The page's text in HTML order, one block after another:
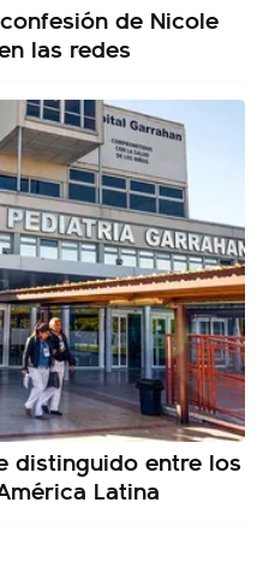
de Nicole
las redes
distinguido entre los
Latina